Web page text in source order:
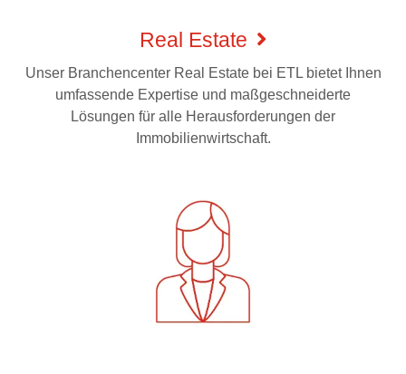
Real Estate
Unser Branchencenter Real Estate bei ETL bietet Ihnen
umfassende Expertise und maßgeschneiderte
Lösungen für alle Herausforderungen der
Immobilienwirtschaft.